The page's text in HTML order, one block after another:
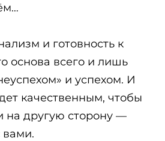
и готовность к
основа всего и лишь
и успехом. И
качественным, чтобы
на другую сторону —
вами.